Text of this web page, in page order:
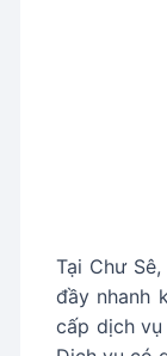
Tại Chư
đầy nhanh
cấp dịch vụ